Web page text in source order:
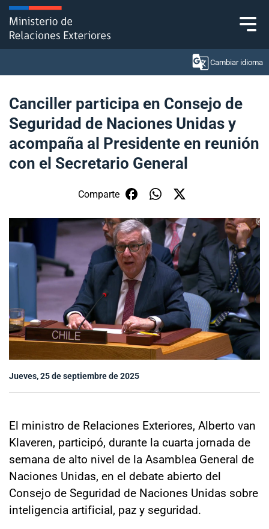
Click acá para ir directamente al contenido
Cambiar idioma
Ministerio
Política Exterior
Subsecretaría de Relaciones Económicas
Internacionales
Sala de prensa
modo claro
Canciller participa en Consejo de
Seguridad de Naciones Unidas y
acompaña al Presidente en reunión
con el Secretario General
Comparte
Jueves, 25 de septiembre de 2025
El ministro de Relaciones Exteriores, Alberto van
Klaveren, participó, durante la cuarta jornada de
semana de alto nivel de la Asamblea General de
Naciones Unidas, en el debate abierto del
Consejo de Seguridad de Naciones Unidas sobre
inteligencia artificial, paz y seguridad.